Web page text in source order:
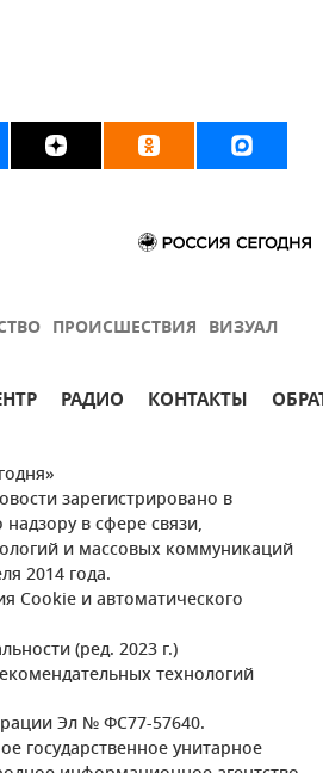
ПРОИСШЕСТВИЯ ВИЗУАЛ
РАДИО КОНТАКТЫ
зарегистрировано в
в сфере связи,
и массовых коммуникаций
2014 года.
Cookie и автоматического
(ред. 2023 г.)
технологий
Эл № ФС77-57640.
государственное унитарное